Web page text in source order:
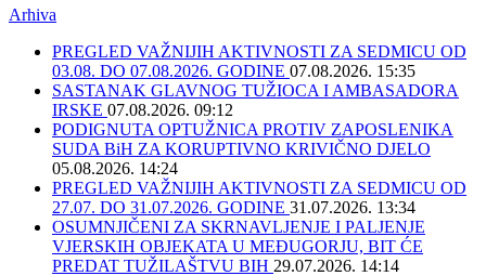
Arhiva
PREGLED VAŽNIJIH AKTIVNOSTI ZA SEDMICU OD
03.08. DO 07.08.2026. GODINE 07.08.2026. 15:35
SASTANAK GLAVNOG TUŽIOCA I AMBASADORA
IRSKE 07.08.2026. 09:12
PODIGNUTA OPTUŽNICA PROTIV ZAPOSLENIKA
SUDA BiH ZA KORUPTIVNO KRIVIČNO DJELO
05.08.2026. 14:24
PREGLED VAŽNIJIH AKTIVNOSTI ZA SEDMICU OD
27.07. DO 31.07.2026. GODINE 31.07.2026. 13:34
OSUMNJIČENI ZA SKRNAVLJENJE I PALJENJE
VJERSKIH OBJEKATA U MEĐUGORJU, BIT ĆE
PREDAT TUŽILAŠTVU BIH 29.07.2026. 14:14